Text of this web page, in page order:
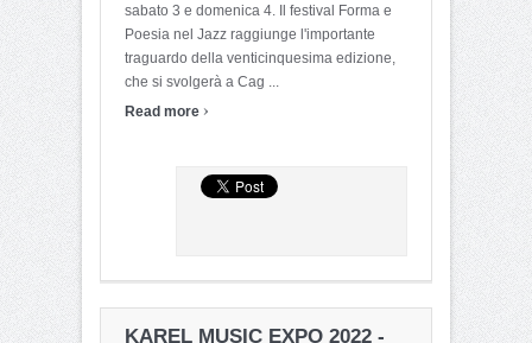
sabato 3 e domenica 4. Il festival Forma e
Poesia nel Jazz raggiunge l'importante
traguardo della venticinquesima edizione,
che si svolgerà a Cag ...
Read more ›
KAREL MUSIC EXPO 2022 -